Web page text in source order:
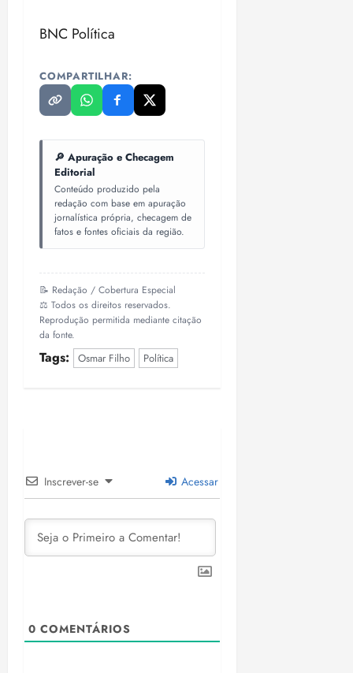
BNC Política
COMPARTILHAR:
🔎 Apuração e Checagem
Editorial
Conteúdo produzido pela
redação com base em apuração
jornalística própria, checagem de
fatos e fontes oficiais da região.
📝 Redação / Cobertura Especial
⚖️ Todos os direitos reservados.
Reprodução permitida mediante citação
da fonte.
Tags: Osmar Filho Política
Inscrever-se Acessar
0 COMENTÁRIOS